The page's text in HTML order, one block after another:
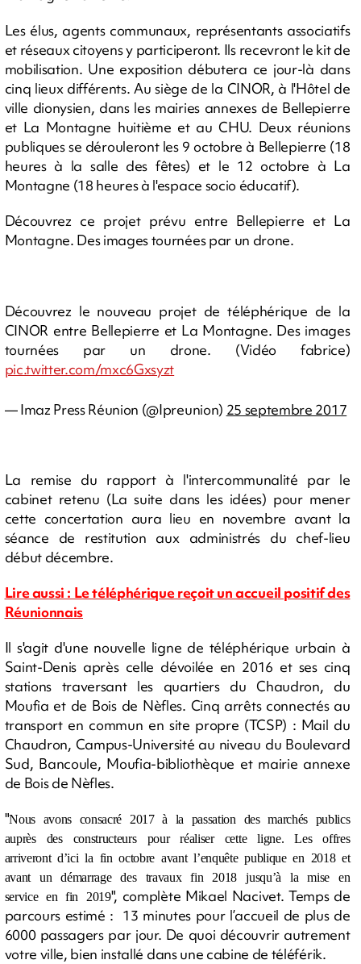
Les élus, agents communaux, représentants associatifs
et réseaux citoyens y participeront. Ils recevront le kit de
mobilisation. Une exposition débutera ce jour-là dans
cinq lieux différents. Au siège de la CINOR, à l'Hôtel de
ville dionysien, dans les mairies annexes de Bellepierre
et La Montagne huitième et au CHU. Deux réunions
publiques se dérouleront les 9 octobre à Bellepierre (18
heures à la salle des fêtes) et le 12 octobre à La
Montagne (18 heures à l'espace socio éducatif).
Découvrez ce projet prévu entre Bellepierre et La
Montagne. Des images tournées par un drone.
Découvrez le nouveau projet de téléphérique de la
CINOR entre Bellepierre et La Montagne. Des images
tournées par un drone. (Vidéo fabrice)
pic.twitter.com/mxc6Gxsyzt
— Imaz Press Réunion (@Ipreunion) 25 septembre 2017
La remise du rapport à l'intercommunalité par le
cabinet retenu (La suite dans les idées) pour mener
cette concertation aura lieu en novembre avant la
séance de restitution aux administrés du chef-lieu
début décembre.
Lire aussi : Le téléphérique reçoit un accueil positif des
Réunionnais
Il s'agit d'une nouvelle ligne de téléphérique urbain à
Saint-Denis après celle dévoilée en 2016 et ses cinq
stations traversant les quartiers du Chaudron, du
Moufia et de Bois de Nèfles. Cinq arrêts connectés au
transport en commun en site propre (TCSP) : Mail du
Chaudron, Campus-Université au niveau du Boulevard
Sud, Bancoule, Moufia-bibliothèque et mairie annexe
de Bois de Nèfles.
"Nous avons consacré 2017 à la passation des marchés publics
auprès des constructeurs pour réaliser cette ligne. Les offres
arriveront d’ici la fin octobre avant l’enquête publique en 2018 et
avant un démarrage des travaux fin 2018 jusqu’à la mise en
service en fin 2019", complète Mikael Nacivet. Temps de
parcours estimé : 13 minutes pour l’accueil de plus de
6000 passagers par jour. De quoi découvrir autrement
votre ville, bien installé dans une cabine de téléférik.